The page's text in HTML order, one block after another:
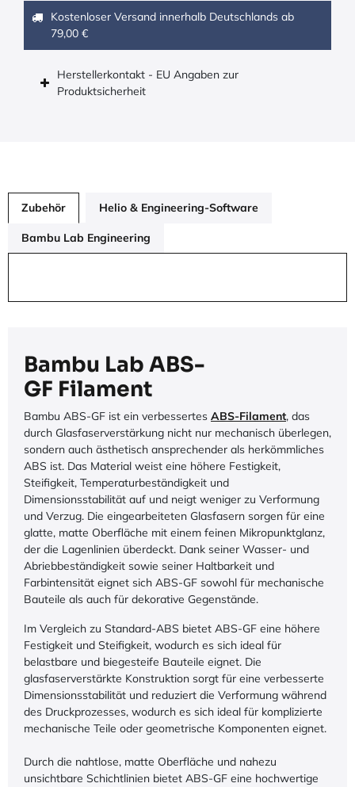
Kostenloser Versand innerhalb Deutschlands ab
79,00 €
Herstellerkontakt - EU Angaben zur
Produktsicherheit
Zubehör Helio & Engineering-Software
Bambu Lab Engineering
Bambu Lab ABS-
GF Filament
Bambu ABS-GF ist ein verbessertes ABS-Filament, das
durch Glasfaserverstärkung nicht nur mechanisch überlegen,
sondern auch ästhetisch ansprechender als herkömmliches
ABS ist. Das Material weist eine höhere Festigkeit,
Steifigkeit, Temperaturbeständigkeit und
Dimensionsstabilität auf und neigt weniger zu Verformung
und Verzug. Die eingearbeiteten Glasfasern sorgen für eine
glatte, matte Oberfläche mit einem feinen Mikropunktglanz,
der die Lagenlinien überdeckt. Dank seiner Wasser- und
Abriebbeständigkeit sowie seiner Haltbarkeit und
Farbintensität eignet sich ABS-GF sowohl für mechanische
Bauteile als auch für dekorative Gegenstände.
Im Vergleich zu Standard-ABS bietet ABS-GF eine höhere
Festigkeit und Steifigkeit, wodurch es sich ideal für
belastbare und biegesteife Bauteile eignet. Die
glasfaserverstärkte Konstruktion sorgt für eine verbesserte
Dimensionsstabilität und reduziert die Verformung während
des Druckprozesses, wodurch es sich ideal für komplizierte
mechanische Teile oder geometrische Komponenten eignet.
Durch die nahtlose, matte Oberfläche und nahezu
unsichtbare Schichtlinien bietet ABS-GF eine hochwertige